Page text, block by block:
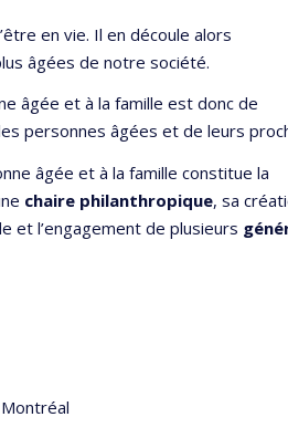
en vie. Il en découle alors
âgées de notre société.
âgée et à la famille est donc de
personnes âgées et de leurs
âgée et à la famille constitue la
chaire philanthropique, sa
et l’engagement de plusieurs